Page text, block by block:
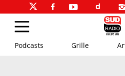
Podcasts Grille